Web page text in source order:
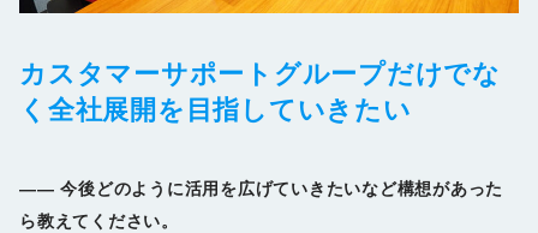
カスタマーサポートグループだけでな
く全社展開を目指していきたい
―― 今後どのように活用を広げていきたいなど構想があった
ら教えてください。